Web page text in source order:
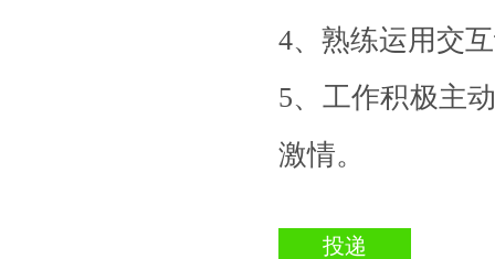
4、熟练运用交
5、工作积极主
激情。
投递